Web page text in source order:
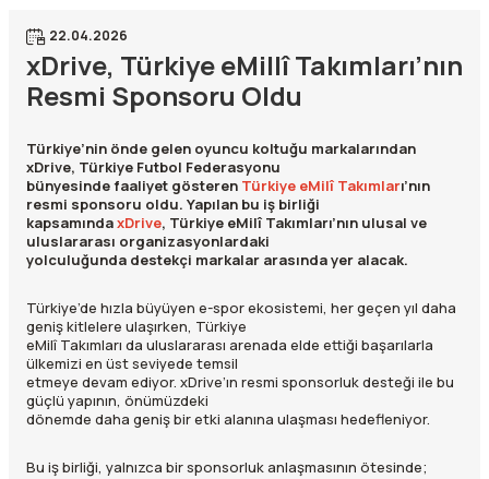
22.04.2026
xDrive, Türkiye eMillî Takımları’nın
Resmi Sponsoru Oldu
Türkiye’nin önde gelen oyuncu koltuğu markalarından
xDrive, Türkiye Futbol Federasyonu
bünyesinde faaliyet gösteren Türkiye eMilî Takımları’nın
resmi sponsoru oldu. Yapılan bu iş birliği
kapsamındaxDrive, Türkiye eMilî Takımları’nın ulusal ve
uluslararası organizasyonlardaki
yolculuğunda destekçi markalar arasında yer alacak.
Türkiye’de hızla büyüyen e-spor ekosistemi, her geçen yıl daha
geniş kitlelere ulaşırken, Türkiye
eMilî Takımları da uluslararası arenada elde ettiği başarılarla
ülkemizi en üst seviyede temsil
etmeye devam ediyor. xDrive’ın resmi sponsorluk desteği ile bu
güçlü yapının, önümüzdeki
dönemde daha geniş bir etki alanına ulaşması hedefleniyor.
Bu iş birliği, yalnızca bir sponsorluk anlaşmasının ötesinde;